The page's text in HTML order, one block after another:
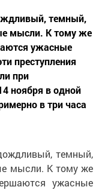
темный,
мысли. К тому же
ужасные
преступления
при
ноября в одной
в три часа
темный,
мысли. К тому же
ужасные